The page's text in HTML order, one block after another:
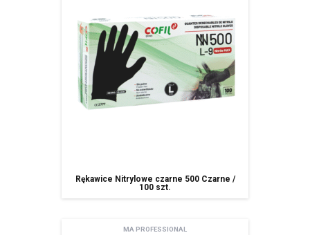
Rękawice Nitrylowe czarne 500 Czarne /
100 szt.
MA PROFESSIONAL